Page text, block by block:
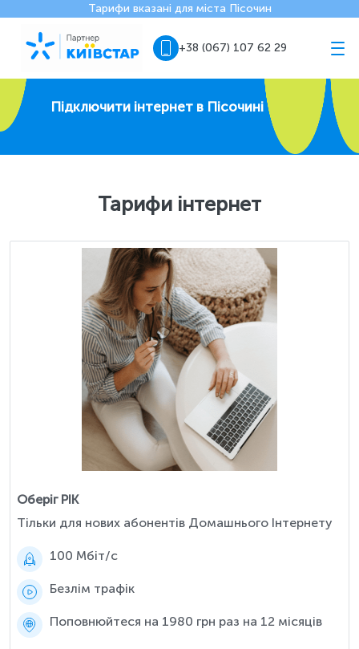
Тарифи вказані для міста Пісочин
+38 (067) 107 62 29
Підключити інтернет в Пісочині
Тарифи інтернет
Оберіг РІК
Тільки для нових абонентів Домашнього Інтернету
100 Мбіт/c
Безлім трафік
Поповнюйтеся на 1980 грн раз на 12 місяців